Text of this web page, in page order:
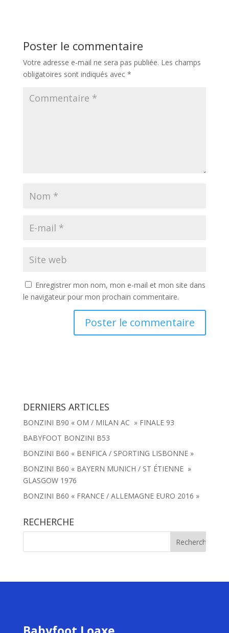
Poster le commentaire
Votre adresse e-mail ne sera pas publiée. Les champs
obligatoires sont indiqués avec *
Enregistrer mon nom, mon e-mail et mon site dans
le navigateur pour mon prochain commentaire.
DERNIERS ARTICLES
BONZINI B90 « OM / MILAN AC » FINALE 93
BABYFOOT BONZINI B53
BONZINI B60 « BENFICA / SPORTING LISBONNE »
BONZINI B60 « BAYERN MUNICH / ST ÉTIENNE »
GLASGOW 1976
BONZINI B60 « FRANCE / ALLEMAGNE EURO 2016 »
RECHERCHE